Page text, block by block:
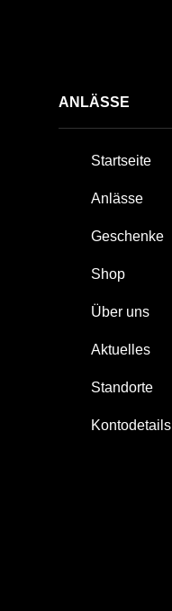
ANLÄSSE
Startseite
Anlässe
Geschenke
Shop
Über uns
Aktuelles
Standorte
Kontodetails